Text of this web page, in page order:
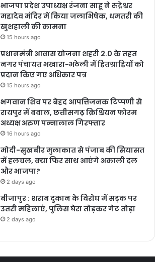
भाजपा प्रदेश उपाध्यक्ष रंजना साहू ने रुद्रेश्वर
महादेव मंदिर में किया जलाभिषेक, धमतरी की
खुशहाली की कामना
15 hours ago
प्रधानमंत्री आवास योजना शहरी 2.0 के तहत
नगर पंचायत भखारा-भठेली में हितग्राहियों को
प्रदान किए गए अधिकार पत्र
15 hours ago
भगवान शिव पर बेहद आपत्तिजनक टिप्पणी से
रायपुर में बवाल, छत्तीसगढ़ क्रिश्चियन फोरम
अध्यक्ष अरुण पन्नालाल गिरफ्तार
16 hours ago
मोदी-सुखबीर मुलाकात से पंजाब की सियासत
में हलचल, क्या फिर साथ आएंगे अकाली दल
और भाजपा?
2 days ago
बीजापुर : शराब दुकान के विरोध में सड़क पर
उतरी महिलाएं, पुलिस घेरा तोड़कर गेट तोड़ा
2 days ago